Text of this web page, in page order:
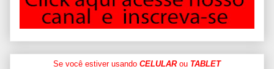
Se você estiver usando CELULARou TABLET